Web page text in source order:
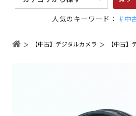
人気のキーワード： 中
【中古】デジタルカメラ 【中古